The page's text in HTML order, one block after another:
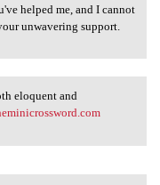
helped me, and I cannot
unwavering support.
both
eloquent and